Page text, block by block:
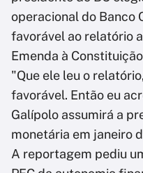
operacional do Banco
favorável ao relatório
Emenda à
"Que ele leu o
favorável. Então eu
Galípolo assumirá a
monetária em janeiro
A reportagem pediu